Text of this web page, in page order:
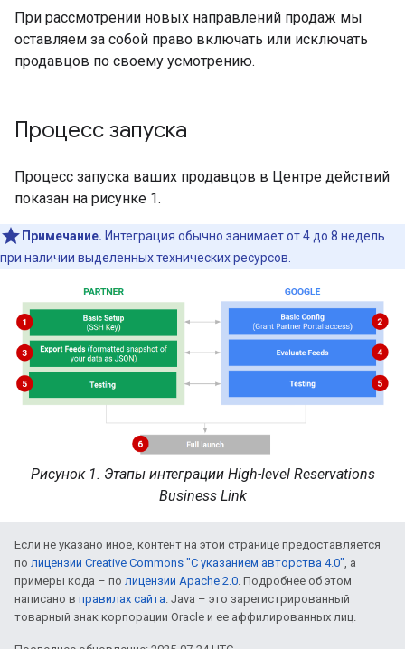
При рассмотрении новых направлений продаж мы
оставляем за собой право включать или исключать
продавцов по своему усмотрению.
Процесс запуска
Процесс запуска ваших продавцов в Центре действий
показан на рисунке 1.
Примечание. Интеграция обычно занимает от 4 до 8 недель
при наличии выделенных технических ресурсов.
Рисунок 1. Этапы интеграции High-level Reservations
Business Link
Если не указано иное, контент на этой странице предоставляется
по лицензии Creative Commons "С указанием авторства 4.0", а
примеры кода – по лицензии Apache 2.0. Подробнее об этом
написано в правилах сайта. Java – это зарегистрированный
товарный знак корпорации Oracle и ее аффилированных лиц.